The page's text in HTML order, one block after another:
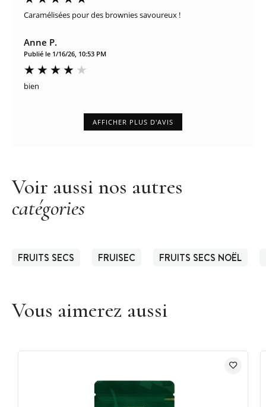
Caramélisées pour des brownies savoureux !
Anne P.
Publié le 1/16/26, 10:53 PM
bien
AFFICHER PLUS D'AVIS
Voir aussi nos autres
catégories
FRUITS SECS FRUISEC FRUITS SECS NOËL
Vous aimerez aussi